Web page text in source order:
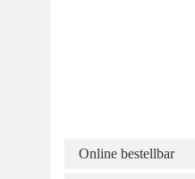
Online bestellbar